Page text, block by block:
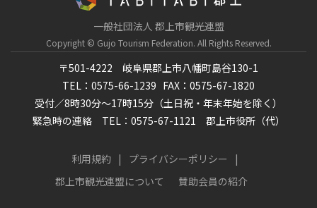
一般社団法人 郡上市観光連盟
Copyright © Gujo Tourism Federation. All Rights Reserved.
〒501-4222 岐阜県郡上市八幡町島谷130-1
TEL：0575-66-1239 FAX：0575-67-1820
受付／8時30分～17時15分（土日祝・年末年始を除く）
緊急時の連絡 TEL：0575-67-1121 郡上市役所（代）
利用規約
プライバシーポリシー
郡上市観光連盟について
賛助会員の紹介